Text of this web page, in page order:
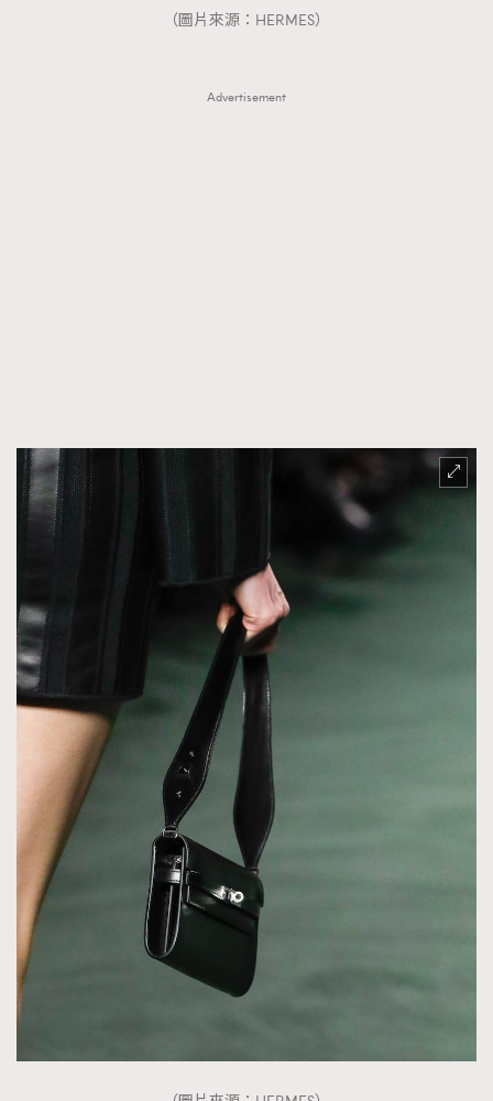
（圖片來源：HERMES）
Advertisement